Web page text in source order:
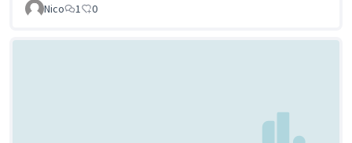
Nico
1 0